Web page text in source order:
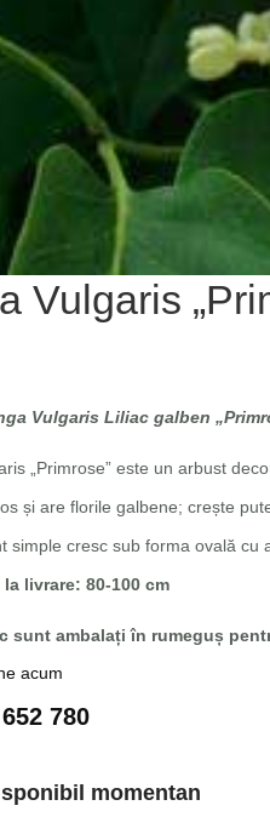
pentru a mări
Vulgaris
Vulgaris Liliac galben
„Primrose” este un arbust
și are florile galbene; crește
simple cresc sub forma ovală
livrare: 80-100 cm
sunt ambalați în rumeguș
acum
780
momentan